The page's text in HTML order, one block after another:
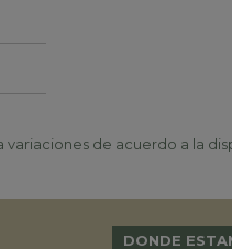
de acuerdo a la
DONDE